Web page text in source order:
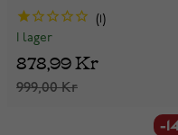
I lager
999,00 Kr
878,99 Kr
-